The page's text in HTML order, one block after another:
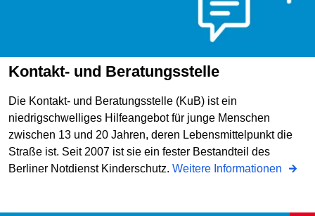
Kontakt- und Beratungsstelle
Die Kontakt- und Beratungsstelle (KuB) ist ein
niedrigschwelliges Hilfeangebot für junge Menschen
zwischen 13 und 20 Jahren, deren Lebensmittelpunkt die
Straße ist. Seit 2007 ist sie ein fester Bestandteil des
Berliner Notdienst Kinderschutz. Weitere Informationen